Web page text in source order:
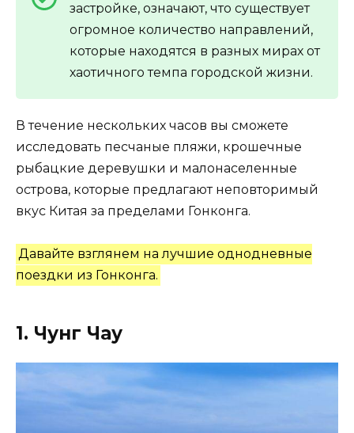
застройке, означают, что существует
огромное количество направлений,
которые находятся в разных мирах от
хаотичного темпа городской жизни.
В течение нескольких часов вы сможете
исследовать песчаные пляжи, крошечные
рыбацкие деревушки и малонаселенные
острова, которые предлагают неповторимый
вкус Китая за пределами Гонконга.
Давайте взглянем на лучшие однодневные
поездки из Гонконга.
1. Чунг Чау